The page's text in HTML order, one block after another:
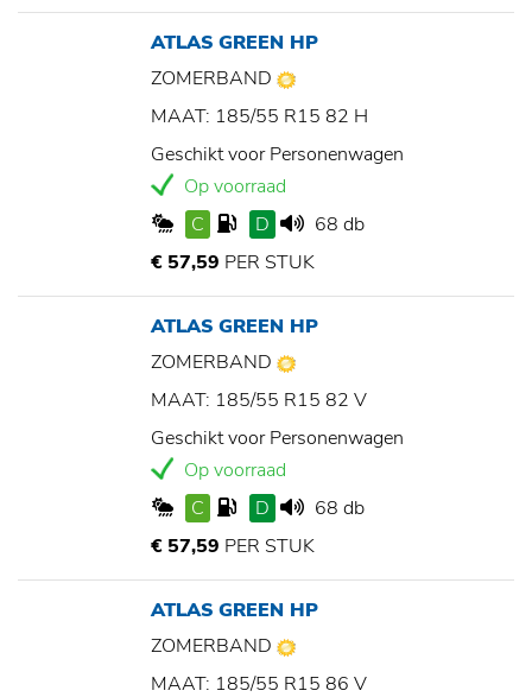
ATLAS GREEN HP
ZOMERBAND
MAAT: 185/55 R15 82 H
Geschikt voor Personenwagen
Op voorraad
C
D
68 db
€ 57,59 PER STUK
ATLAS GREEN HP
ZOMERBAND
MAAT: 185/55 R15 82 V
Geschikt voor Personenwagen
Op voorraad
C
D
68 db
€ 57,59 PER STUK
ATLAS GREEN HP
ZOMERBAND
MAAT: 185/55 R15 86 V